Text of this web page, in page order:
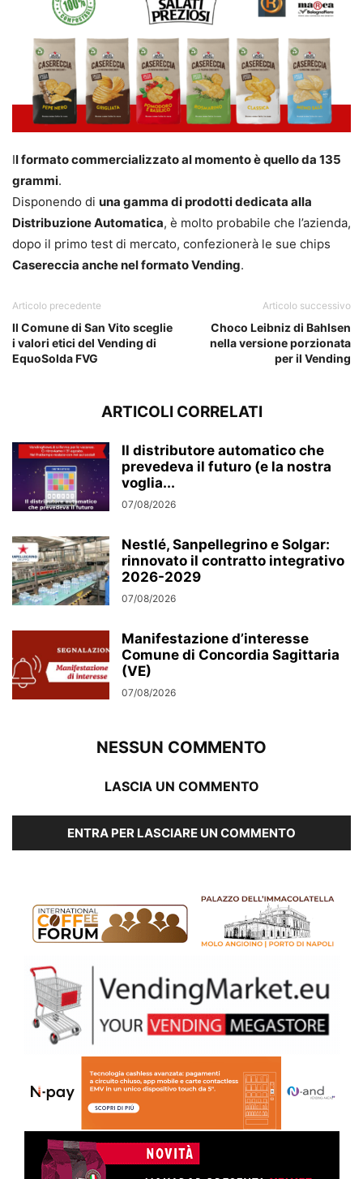
Il formato commercializzato al momento è quello da 135
grammi.
Disponendo di una gamma di prodotti dedicata alla
Distribuzione Automatica, è molto probabile che l’azienda,
dopo il primo test di mercato, confezionerà le sue chips
Casereccia anche nel formato Vending.
Articolo precedente
Il Comune di San Vito sceglie
i valori etici del Vending di
EquoSolda FVG
Articolo successivo
Choco Leibniz di Bahlsen
nella versione porzionata
per il Vending
ARTICOLI CORRELATI
Il distributore automatico che
prevedeva il futuro (e la nostra
voglia...
07/08/2026
Nestlé, Sanpellegrino e Solgar:
rinnovato il contratto integrativo
2026-2029
07/08/2026
Manifestazione d’interesse
Comune di Concordia Sagittaria
(VE)
07/08/2026
NESSUN COMMENTO
LASCIA UN COMMENTO
ENTRA PER LASCIARE UN COMMENTO